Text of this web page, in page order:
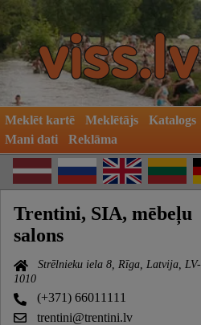
Meklēt kartē Meklētājs Katalogs
Mani dati
Reklāma
Trentini, SIA, mēbeļu
salons
Strēlnieku iela 8, Rīga, Latvija, LV-
1010
(+371) 66011111
trentini@trentini.lv